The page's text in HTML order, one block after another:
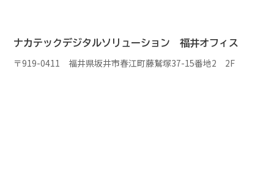
ナカテックデジタルソリューション福井オフィス
〒919-0411 福井県坂井市春江町藤鷲塚37-15番地2 2F